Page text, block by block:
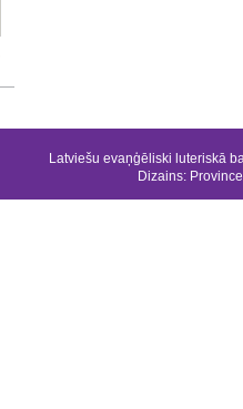
Latviešu evaņģēliski luteriskā
Dizains: